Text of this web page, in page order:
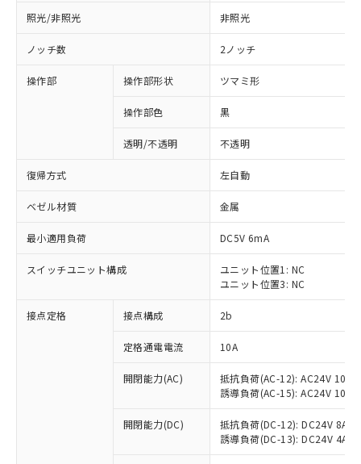
照光/非照光 非照光
ノッチ数 2ノッチ
操作部 操作部形状 ツマミ形
操作部色 黒
透明/不透明 不透明
復帰方式 左自動
ベゼル材質 金属
最小適用負荷 DC5V 6mA
スイッチユニット構成
ユニット位置1: NC
ユニット位置3: NC
接点定格 接点構成 2b
定格通電電流 10A
開閉能力(AC)
抵抗負荷(AC-12): AC24V 10A/
誘導負荷(AC-15): AC24V
開閉能力(DC)
抵抗負荷(DC-12): DC24V 8A/
誘導負荷(DC-13): DC24V 4A/
※1 対応状況
対応済み：EU RoHS指令（10物質）の
非含有に対応した製品が提供可能な商品で
対応予定：EU RoHS指令（10物質）の非含
有に対応した製品に切り替える予定のある